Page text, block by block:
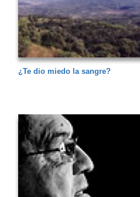
¿Te dio miedo la sangre?